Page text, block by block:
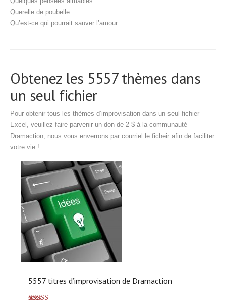
Querelle de poubelle
Qu’est-ce qui pourrait sauver l’amour
Obtenez les 5557 thèmes dans
un seul fichier
Pour obtenir tous les thèmes d’improvisation dans un seul fichier
Excel, veuillez faire parvenir un don de 2 $ à la communauté
Dramaction, nous vous enverrons par courriel le ficheir afin de faciliter
votre vie !
5557 titres d’improvisation de Dramaction